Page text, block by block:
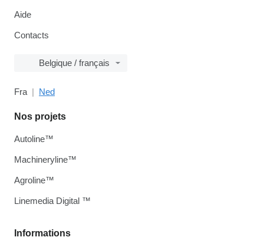
Aide
Contacts
Belgique / français
Fra Ned
Informations
Nos projets
Autoline™
Machineryline™
Agroline™
Linemedia Digital ™